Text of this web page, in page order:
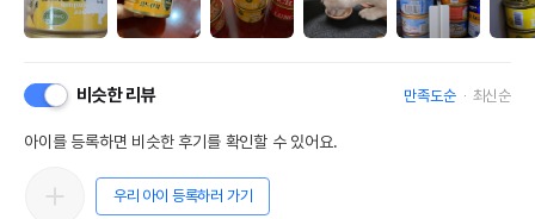
비슷한 리뷰 만족도순 최신순
아이를 등록하면 비슷한 후기를 확인할 수 있어요.
우리 아이 등록하러 가기